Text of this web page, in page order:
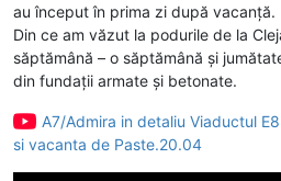
au început în prima zi după vacanță.
Din ce am văzut la podurile de la
săptămână – o săptămână și
din fundații armate și betonate.
A7/Admira in detaliu Viaductul
si vacanta de Paste.20.04